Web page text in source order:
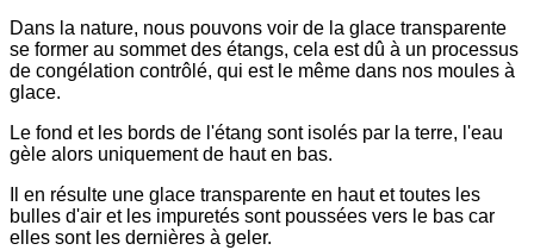
Dans la nature, nous pouvons voir de la glace transparente
se former au sommet des étangs, cela est dû à un processus
de congélation contrôlé, qui est le même dans nos moules à
glace.
Le fond et les bords de l'étang sont isolés par la terre, l'eau
gèle alors uniquement de haut en bas.
Il en résulte une glace transparente en haut et toutes les
bulles d'air et les impuretés sont poussées vers le bas car
elles sont les dernières à geler.